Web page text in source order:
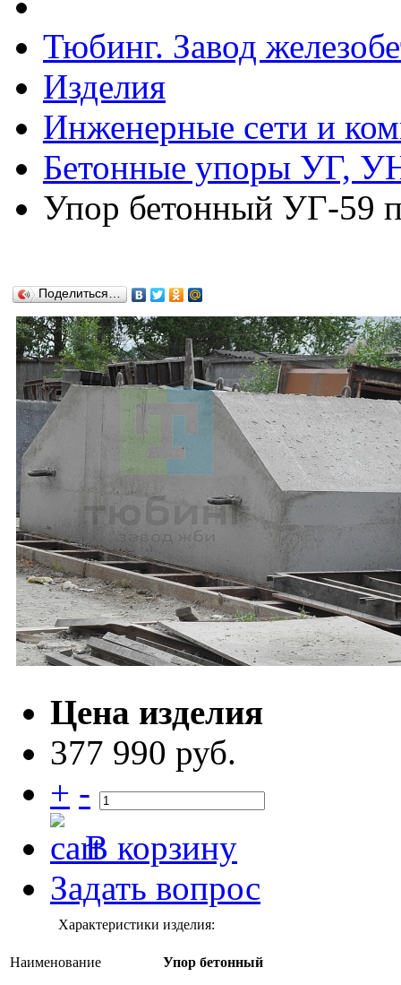
Тюбинг. Завод
Изделия
Инженерные сети и
Бетонные упоры УГ,
Упор бетонный УГ-59
Поделиться…
Цена изделия
377 990 руб.
+ -
В корзину
Задать вопрос
Характеристики изделия:
Наименование Упор бетонный